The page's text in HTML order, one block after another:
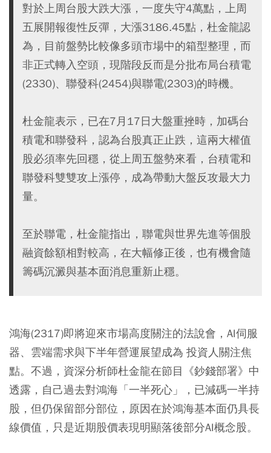
對於上周台股大跌大漲，一度失守4萬點，上周
五展開報復性反彈，大漲3186.45點，杜金龍認
為，目前盤勢比較像多頭市場中的箱型整理，而
非正式轉入空頭，現階段反而是分批布局台積電
(2330)、聯發科(2454)與聯電(2303)的時機。
杜金龍表示，已在7月17日大盤重挫時，加碼台
積電和聯發科，認為台股真正止跌，這兩大權值
股必須率先回穩，從上周五盤勢來看，台積電和
聯發科雙雙攻上漲停，成為帶動大盤反攻最大力
量。
至於聯電，杜金龍指出，聯電與世界先進等個股
融資餘額相對較高，在大幅修正後，也有機會隨
籌碼沉澱與基本面消息重新止穩。
鴻海(2317)即將迎來市場高度關注的法說會，AI伺服
器、雲端需求與下半年營運展望成為 投資人關注焦
點。不過，資深分析師杜金龍在節目《鈔錢部署》中
透露，自己過去對鴻海「一半死心」，已減碼一半持
股，但仍保留部分部位，原因在於鴻海基本面仍具長
線價值，只是近期股價表現明顯落後部分AI概念股。